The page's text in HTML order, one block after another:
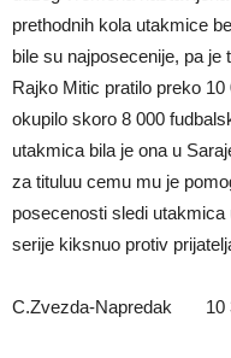
prethodnih kola utakmice
bile su najposecenije, pa
Rajko Mitic pratilo preko
okupilo skoro 8 000
utakmica bila je ona u
za tituluu cemu mu je
posecenosti sledi
serije kiksnuo protiv
C.Zvezda-Napredak 10